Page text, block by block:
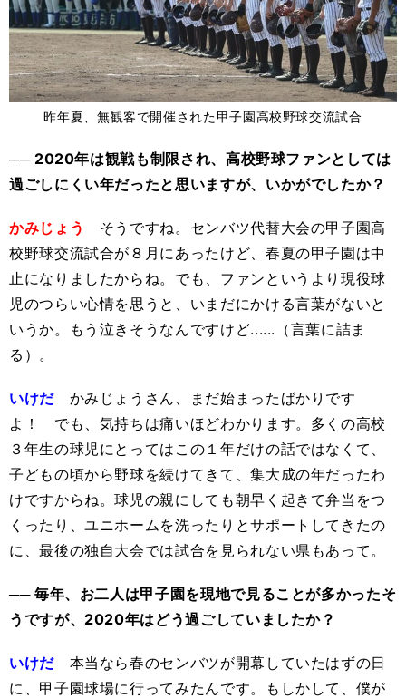
昨年夏、無観客で開催された甲子園高校野球交流試合
── 2020年は観戦も制限され、高校野球ファンとしては
過ごしにくい年だったと思いますが、いかがでしたか？
かみじょう
そうですね。センバツ代替大会の甲子園高
校野球交流試合が８月にあったけど、春夏の甲子園は中
止になりましたからね。でも、ファンというより現役球
児のつらい心情を思うと、いまだにかける言葉がないと
いうか。もう泣きそうなんですけど......（言葉に詰ま
る）。
いけだかみじょうさん、まだ始まったばかりです
よ！ でも、気持ちは痛いほどわかります。多くの高校
３年生の球児にとってはこの１年だけの話ではなくて、
子どもの頃から野球を続けてきて、集大成の年だったわ
けですからね。球児の親にしても朝早く起きて弁当をつ
くったり、ユニホームを洗ったりとサポートしてきたの
に、最後の独自大会では試合を見られない県もあって。
── 毎年、お二人は甲子園を現地で見ることが多かったそ
うですが、2020年はどう過ごしていましたか？
いけだ本当なら春のセンバツが開幕していたはずの日
に、甲子園球場に行ってみたんです。もしかして、僕が